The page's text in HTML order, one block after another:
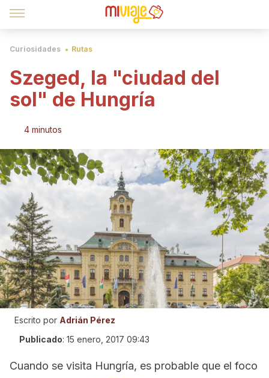
Curiosidades Rutas
Szeged, la "ciudad del
sol" de Hungría
4 minutos
Escrito por Adrián Pérez
Publicado: 15 enero, 2017 09:43
Cuando se visita Hungría, es probable que el foco